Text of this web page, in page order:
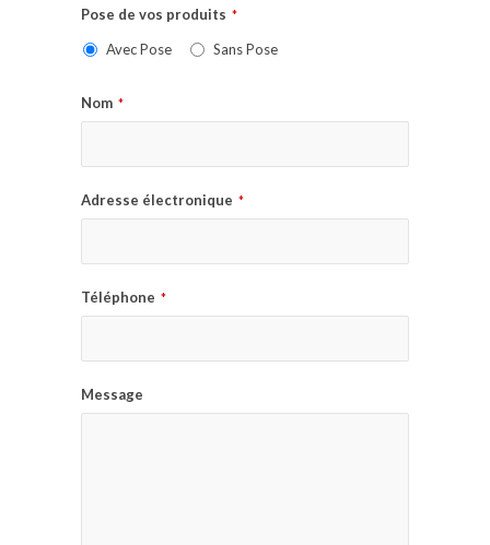
Pose de vos produits *
Avec Pose Sans Pose
Nom *
Adresse électronique *
Téléphone *
Message